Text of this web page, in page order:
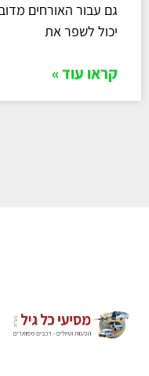
גם עבור האורחים
יכול לשפר את
קראו עוד »